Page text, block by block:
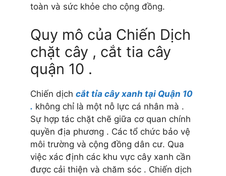
toàn và sức khỏe cho cộng đồng.
Quy mô của Chiến Dịch
chặt cây , cắt tia cây
quận 10 .
Chiến dịch cắt tỉa cây xanh tại Quận 10
. không chỉ là một nỗ lực cá nhân mà .
Sự hợp tác chặt chẽ giữa cơ quan chính
quyền địa phương . Các tổ chức bảo vệ
môi trường và cộng đồng dân cư. Qua
việc xác định các khu vực cây xanh cần
được cải thiện và chăm sóc . Chiến dịch